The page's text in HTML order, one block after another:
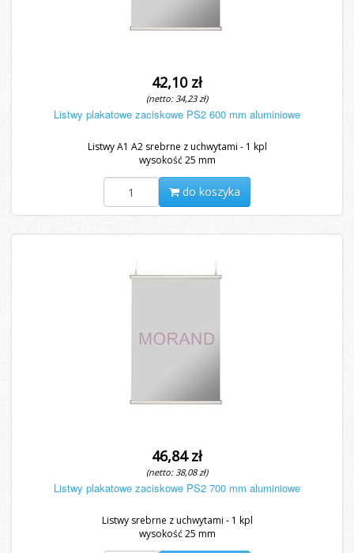
42,10 zł
(netto: 34,23 zł)
Listwy plakatowe zaciskowe PS2 600 mm aluminiowe
Listwy A1 A2 srebrne z uchwytami - 1 kpl
wysokość 25 mm
do koszyka
46,84 zł
(netto: 38,08 zł)
Listwy plakatowe zaciskowe PS2 700 mm aluminiowe
Listwy srebrne z uchwytami - 1 kpl
wysokość 25 mm